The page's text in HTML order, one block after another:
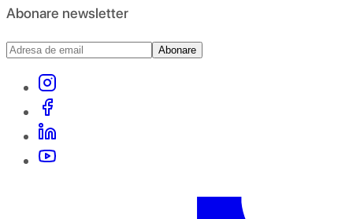
Abonare newsletter
Abonare